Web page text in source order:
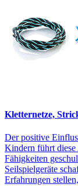
Kletternetze,
Der positive
Kindern führt diese
Fähigkeiten
Seilspielgeräte
Erfahrungen